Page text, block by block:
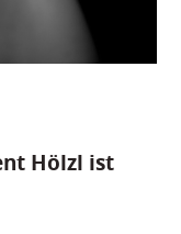
Hölzl ist